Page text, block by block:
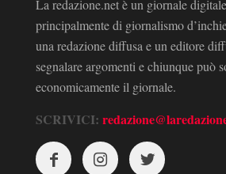
La redazione.net è un giornale
principalmente di giornalismo
una redazione diffusa e un editore
segnalare argomenti e chiunque può
economicamente il giornale.
SCRIVICI: